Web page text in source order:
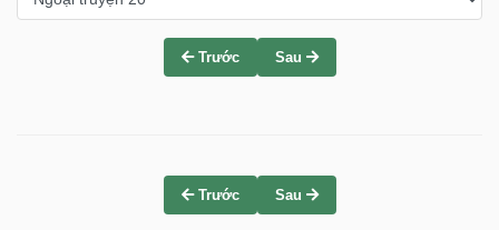
Trước Sau
Trước Sau